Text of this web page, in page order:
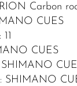
Carbon
CUES
: 11
CUES
SHIMANO
: SHIMANO